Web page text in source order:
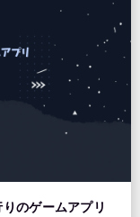
のゲームアプリ